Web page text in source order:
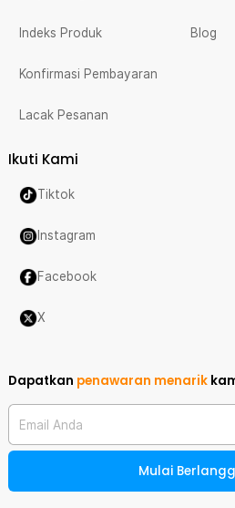
Indeks Produk
Konfirmasi Pembayaran
Lacak Pesanan
Blog
Ikuti Kami
Tiktok
Instagram
Facebook
X
Dapatkan penawaran menarik
Email Anda
Mulai